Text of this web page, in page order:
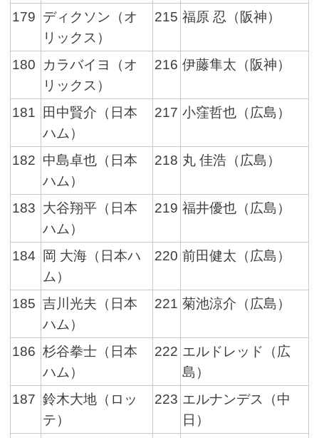
179 ディクソン（オ
リックス）
215 福原 忍（阪神）
180
カラバイヨ（オ
リックス）
216 伊藤隼太（阪神）
181
田中賢介（日本
ハム）
217 小窪哲也（広島）
182 中島卓也（日本
ハム）
218 丸 佳浩（広島）
183 大谷翔平（日本
ハム）
219 福井優也（広島）
184
岡 大海（日本ハ
ム）
220 前田健太（広島）
185 吉川光夫（日本
ハム）
221 菊池涼介（広島）
186 杉谷拳士（日本
ハム）
222 エルドレッド（広
島）
187 鈴木大地（ロッ
テ）
223 エルナンデス（中
日）